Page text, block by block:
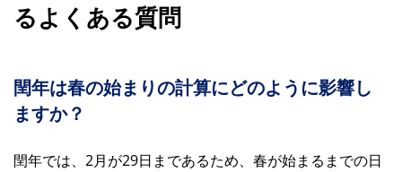
るよくある質問
閏年は春の始まりの計算にどのように影響し
ますか？
閏年では、2月が29日まであるため、春が始まるまでの日